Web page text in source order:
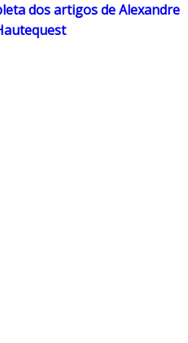
dos artigos de Alexandre